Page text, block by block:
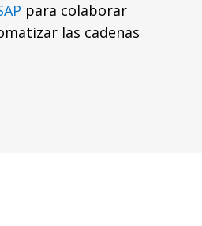
para colaborar
las cadenas